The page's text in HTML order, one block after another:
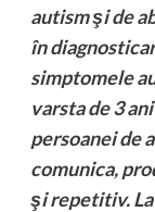
autism şi de
în
simptomele
varsta de 3
persoanei de
comunica,
şi repetitiv. La